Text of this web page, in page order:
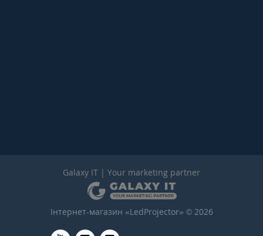
Galaxy IT | Your marketing partner